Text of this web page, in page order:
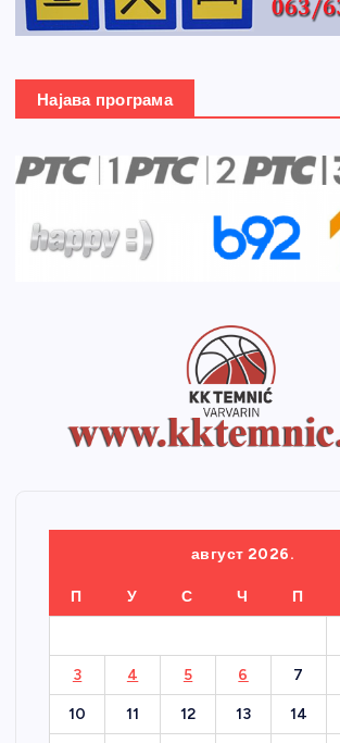
Најава програма
август 2026.
П У С Ч П
3 4 5 6 7
10 11 12 13 14